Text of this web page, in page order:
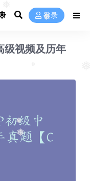
❅
❅
登录
级视频及历年